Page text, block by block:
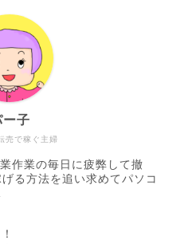
売で稼ぐ主婦
ー子
作業の毎日に疲弊して撤
る方法を追い求めてパソコ